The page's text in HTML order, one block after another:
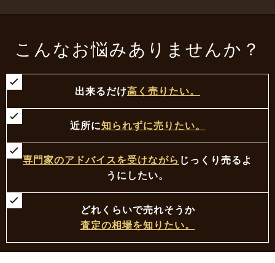
こんなお悩みありませんか？
出来るだけ高く売りたい。
近所に知られずに売りたい。
専門家のアドバイスを受けながら じっくり売るよ
うにしたい。
どれくらいで売れそうか
査定の相場を知りたい。